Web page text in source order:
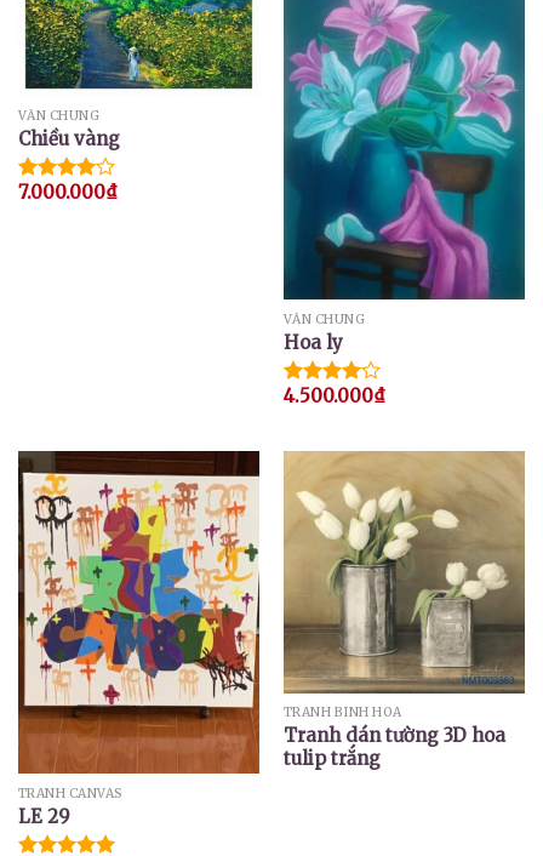
VĂN CHUNG
Chiều vàng
Được
7.000.000₫
VĂN CHUNG
Hoa ly
Được
sao
4.500.000₫
TRANH CANVAS
LE 29
TRANH BÌNH HOA
Tranh dán tường 3D hoa
tulip trắng